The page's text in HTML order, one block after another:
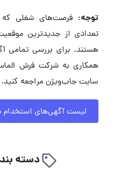
توجه: فرصت‌های شغلی که
تعدادی از جدیدترین
هستند. برای بررسی تمامی
همکاری به شرکت فرش
سایت جاب‌ویژن مراجعه کنید.
لیست آگهی‌های
دسته